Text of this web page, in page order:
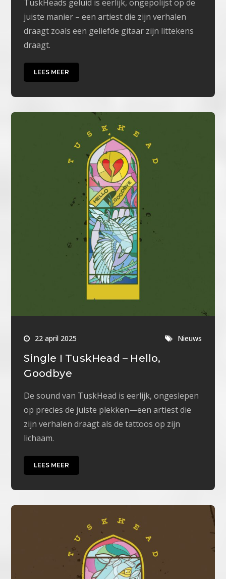
TuskHeads geluid is eerlijk, ongepolijst op de
juiste manier – een artiest die zijn verhalen
draagt ​​zoals een geliefde gitaar zijn littekens
draagt.
LEES MEER
22 april 2025 Nieuws
Single I TuskHead – Hello,
Goodbye
De sound van TuskHead is eerlijk, ongeslepen
op precies de juiste plekken—een artiest die
zijn verhalen draagt als de tattoos op zijn
lichaam.
LEES MEER